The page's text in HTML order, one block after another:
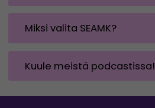
Miksi valita SEAMK?
Kuule meistä podcastissa!